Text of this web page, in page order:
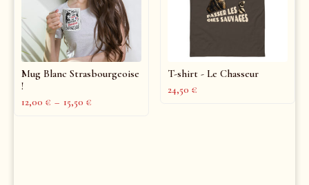
Mug Blanc Strasbourgeoise
!
12,00 € – 15,50 €
T-shirt - Le Chasseur
24,50 €